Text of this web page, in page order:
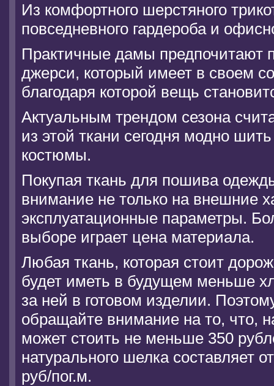
Из комфортного шерстяного
повседневного гардероба и
Практичные дамы предпочитают
джерси, который имеет в своем
благодаря которой вещь
Актуальным трендом сезона
из этой ткани сегодня модно
костюмы.
Покупая ткань для пошива
внимание не только на внешние
эксплуатационные параметры.
выборе играет цена материала.
Любая ткань, которая стоит
будет иметь в будущем меньше
за ней в готовом изделии.
обращайте внимание на то, что,
может стоить не меньше 350
натурального шелка составляет
руб/пог.м.